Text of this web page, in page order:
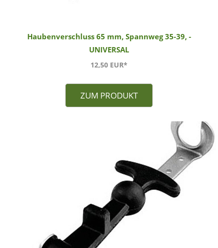
Haubenverschluss 65 mm, Spannweg 35-39, -
UNIVERSAL
12,50 EUR*
ZUM PRODUKT